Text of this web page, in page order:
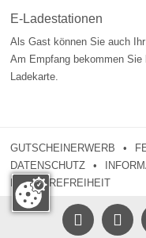
E-Ladestationen
Als Gast können Sie auch
Am Empfang bekommen Sie
Ladekarte.
GUTSCHEINERWERB
DATENSCHUTZ
BARRIEREFREIHEIT
 